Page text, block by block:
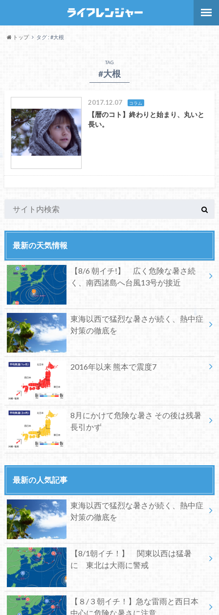
トップ タグ : #大根
TAG
#大根
2017.12.07 コラム
【暦のコト】終わりと始まり、丸いと
長い。
最新の天気情報
【8/6 朝イチ!】 広く危険な暑さ続
く、南西諸島へ台風13号が接近
東海以西で猛烈な暑さが続く、熱中症
対策の徹底を
2016年以来 熊本で震度7
8月にかけて危険な暑さ その後は残暑
長引かず
最新の人気記事
東海以西で猛烈な暑さが続く、熱中症
対策の徹底を
【8/1朝イチ！】 関東以西は猛暑
に 東北は大雨に警戒
【８/３朝イチ！】急な雷雨と西日本
中心に危険な暑さに注意